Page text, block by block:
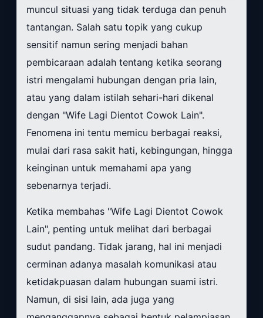
muncul situasi yang tidak terduga dan penuh
tantangan. Salah satu topik yang cukup
sensitif namun sering menjadi bahan
pembicaraan adalah tentang ketika seorang
istri mengalami hubungan dengan pria lain,
atau yang dalam istilah sehari-hari dikenal
dengan "Wife Lagi Dientot Cowok Lain".
Fenomena ini tentu memicu berbagai reaksi,
mulai dari rasa sakit hati, kebingungan, hingga
keinginan untuk memahami apa yang
sebenarnya terjadi.
Ketika membahas "Wife Lagi Dientot Cowok
Lain", penting untuk melihat dari berbagai
sudut pandang. Tidak jarang, hal ini menjadi
cerminan adanya masalah komunikasi atau
ketidakpuasan dalam hubungan suami istri.
Namun, di sisi lain, ada juga yang